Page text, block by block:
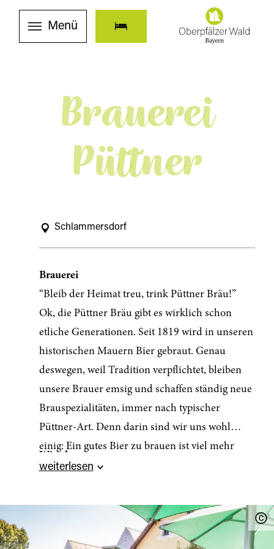
Menü
Brauerei
Püttner
Schlammersdorf
Brauerei
“Bleib der Heimat treu, trink Püttner Bräu!”
Ok, die Püttner Bräu gibt es wirklich schon
etliche Generationen. Seit 1819 wird in unseren
historischen Mauern Bier gebraut. Genau
deswegen, weil Tradition verpflichtet, bleiben
unsere Brauer emsig und schaffen ständig neue
Brauspezialitäten, immer nach typischer
Püttner-Art. Denn darin sind wir uns wohl
einig: Ein gutes Bier zu brauen ist viel mehr
Handwerkskunst als Technik, stimmt’s?
gibt’s auf unserer Brauereiseite.
Wirtshaus
“Ein Stuhl in der Wirtschaft ist der Thron des
Nach dem Motto “Durst wird mit Bier erst
schön” haben wir uns auch Bieriges gegen Ihren
weiterlesen